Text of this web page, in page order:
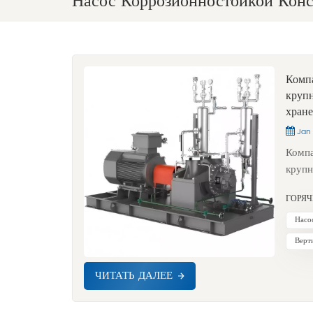
Jan
Компания LEO получила заказ на 31 основной насосный агрегат для крупнейшего в мире демонстрационного проекта по улавливанию углерода (CCUS) на угольной электростанции. Всемирная метеорологическая организация (ВМО) опубликовала свой бюллетень по парниковым газам, в котором говорится, что концентрация углекислого газа в атмосфере достигла рекордно высоких показателей. Для того чтобы остановить глобальное потепление, крайне важно преобразовывать CO2 в экологически чистую энергию.Недавно на электростанции Чжэннин в провинции Ганьсу, Китай, состоялся официальный запуск крупнейшего в мире демонстрационного проекта по улавливанию углерода на угольной электростанции. Это знаменует собой исторический скачок для китайской технологии улавливания,
ЧИТАТЬ ДАЛЕЕ